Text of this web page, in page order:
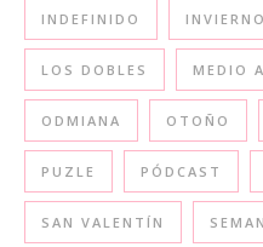
INDEFINIDO INVIERNO
LOS DOBLES MEDIO
ODMIANA OTOÑO
PUZLE PÓDCAST
SAN VALENTÍN